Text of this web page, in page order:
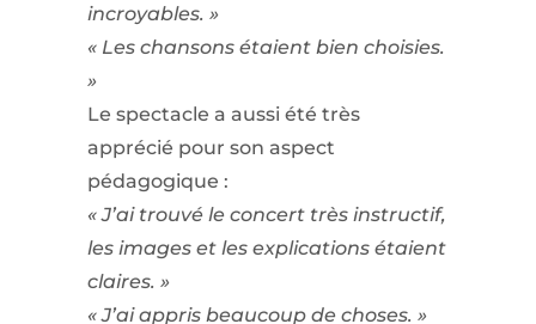
incroyables. »
« Les chansons étaient bien choisies.
»
Le spectacle a aussi été très
apprécié pour son aspect
pédagogique :
« J’ai trouvé le concert très instructif,
les images et les explications étaient
claires. »
« J’ai appris beaucoup de choses. »